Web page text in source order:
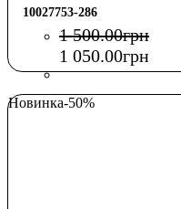
10027753-286
1 500.00грн
1 050.00грн
Новинка-50%